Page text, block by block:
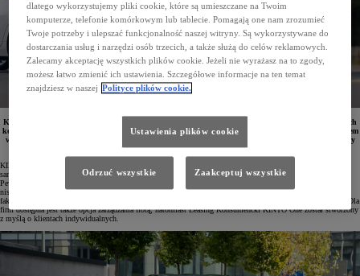
KINTO One obsługuje już ponad 50 tys. pojazdów, a w pierwszej połowie 2025 roku liczba zawartych
kontraktów sięgnęła 11 102, co oznacza wzrost o 19,6% rok do roku. Najchętniej wybieranym modelem
w ofercie leasingowej pozostaje Toyota Corolla, a segment Toyota Professional odnotował imponujący
wzrost liczby umów o 115,9%. W klasie premium pozycję lidera utrzymał Lexus NX.
KINTO One jest kompleksową ofertą leasingu i wynajmu długoterminowego nowych oraz używanych
samochodów dostępną u dilerów Toyoty i Lexusa, w salonach Toyota Professional oraz w punktach Toyota
Pewne Auto specjalizujących się w sprzedaży aut z rynku wtórnego. Program wyróżnia się atrakcyjnymi,
niskimi ratami miesięcznymi, elastyczną wysokością wpłaty początkowej oraz możliwością ujęcia w jednej
fakturze wszystkich kosztów – od serwisu, przez pełne ubezpieczenie, po wymianę i przechowywanie opon. Dla
firm dostępna jest także opcja zarządzania flotą, natomiast Leasing Konsumencki KINTO One został stworzony
z myślą o klientach indywidualnych.
dlatego wykorzystujemy pliki cookie, które są umieszczane na Twoim
komputerze, telefonie komórkowym lub tablecie. Pomagają one nam zrozumieć
Twoje potrzeby i ulepszać funkcjonalność naszej witryny. Są wykorzystywane do
dostarczania usług i narzędzi osób trzecich, a także służą do celów reklamowych.
Zalecamy akceptację wszystkich plików cookie. Jeżeli nie wyrażasz na to zgody,
możesz łatwo zmienić ich ustawienia. Szczegółowe informacje na ten temat
znajdziesz w naszej Polityce plików cookie.
Ustawienia plików cookie
Odrzuć wszystkie Zaakceptuj wszystkie